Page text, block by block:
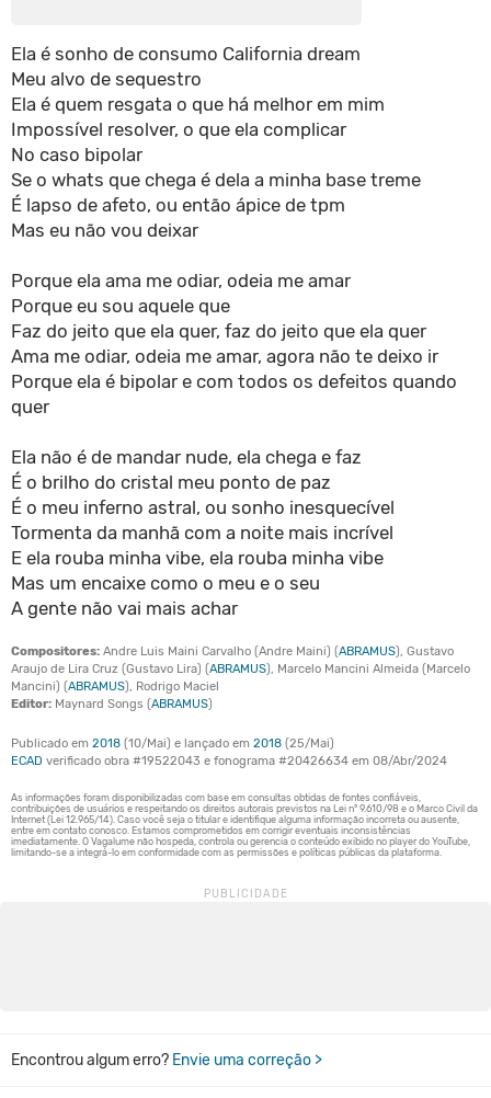
Ela é sonho de consumo California dream
Meu alvo de sequestro
Ela é quem resgata o que há melhor em mim
Impossível resolver, o que ela complicar
No caso bipolar
Se o whats que chega é dela a minha base treme
É lapso de afeto, ou então ápice de tpm
Mas eu não vou deixar
Porque ela ama me odiar, odeia me amar
Porque eu sou aquele que
Faz do jeito que ela quer, faz do jeito que ela quer
Ama me odiar, odeia me amar, agora não te deixo ir
Porque ela é bipolar e com todos os defeitos quando
quer
Ela não é de mandar nude, ela chega e faz
É o brilho do cristal meu ponto de paz
É o meu inferno astral, ou sonho inesquecível
Tormenta da manhã com a noite mais incrível
E ela rouba minha vibe, ela rouba minha vibe
Mas um encaixe como o meu e o seu
A gente não vai mais achar
Compositores: Andre Luis Maini Carvalho (Andre Maini) (ABRAMUS), Gustavo
Araujo de Lira Cruz (Gustavo Lira) (ABRAMUS), Marcelo Mancini Almeida (Marcelo
Mancini) (ABRAMUS), Rodrigo Maciel
Editor: Maynard Songs (ABRAMUS)
Publicado em 2018 (10/Mai) e lançado em 2018 (25/Mai)
ECAD verificado obra #19522043 e fonograma #20426634 em 08/Abr/2024
Encontrou algum erro? Envie uma correção >